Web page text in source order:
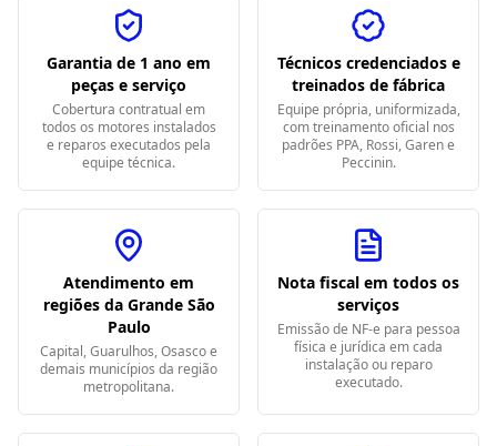
Garantia de 1 ano em
peças e serviço
Cobertura contratual em
todos os motores instalados
e reparos executados pela
equipe técnica.
Técnicos credenciados e
treinados de fábrica
Equipe própria, uniformizada,
com treinamento oficial nos
padrões PPA, Rossi, Garen e
Peccinin.
Atendimento em
regiões da Grande São
Paulo
Capital, Guarulhos, Osasco e
demais municípios da região
metropolitana.
Nota fiscal em todos os
serviços
Emissão de NF-e para pessoa
física e jurídica em cada
instalação ou reparo
executado.